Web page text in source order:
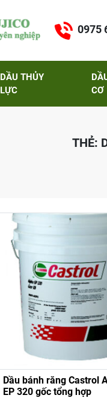
0975
DẦU THỦY
LỰC
CƠ
THẺ:
Dầu bánh răng Castrol
EP 320 gốc tổng hợp